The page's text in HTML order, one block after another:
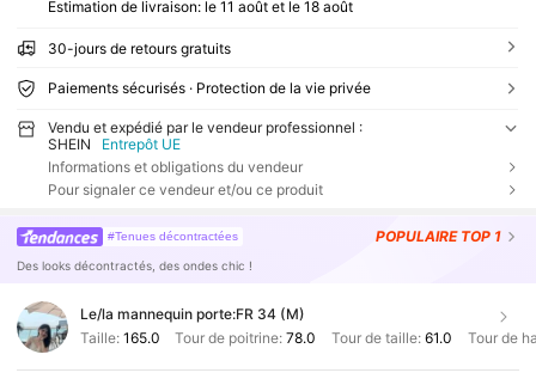
Estimation de livraison: le 11 août et le 18 août
30-jours de retours gratuits
Paiements sécurisés · Protection de la vie privée
Vendu et expédié par le vendeur professionnel :
SHEIN
Entrepôt UE
Informations et obligations du vendeur
Pour signaler ce vendeur et/ou ce produit
#Tenues décontractées POPULAIRE TOP 1
Des looks décontractés, des ondes chic !
Le/la mannequin porte:FR 34 (M)
Taille: 165.0 Tour de poitrine:78.0 Tour de taille: 61.0 Tour de